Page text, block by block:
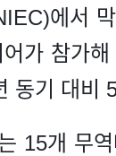
에서
가 참가
동기 대비
15개 무